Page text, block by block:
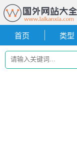
首页 类型